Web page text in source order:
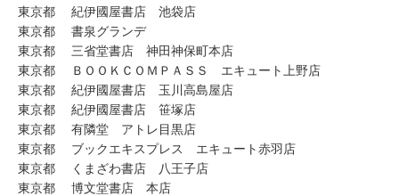
東京都 紀伊國屋書店 池袋店
東京都 書泉グランデ
東京都 三省堂書店 神田神保町本店
東京都 ＢＯＯＫＣＯＭＰＡＳＳ エキュート上野店
東京都 紀伊國屋書店 玉川高島屋店
東京都 紀伊國屋書店 笹塚店
東京都 有隣堂 アトレ目黒店
東京都 ブックエキスプレス エキュート赤羽店
東京都 くまざわ書店 八王子店
東京都 博文堂書店 本店